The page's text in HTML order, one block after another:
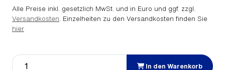
Alle Preise inkl. gesetzlich MwSt. und in Euro und ggf. zzgl.
Versandkosten . Einzelheiten zu den Versandkosten finden Sie
hier
In den Warenkorb